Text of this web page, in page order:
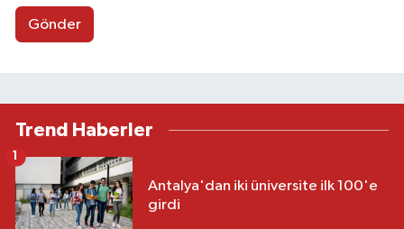
Gönder
Trend Haberler
Antalya'dan iki üniversite ilk 100'e
girdi